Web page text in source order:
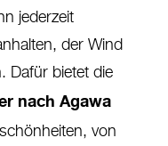
jederzeit
der Wind
Dafür bietet die
nach Agawa
von